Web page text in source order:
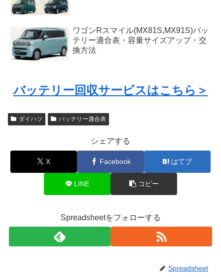
ワゴンRスマイル(MX81S,MX91S)バッ
テリー適合表・容量サイズアップ・交
換方法
バッテリー回収サービスはこちら＞
ダイハツ バッテリー適合表
シェアする
X Facebook はてブ
LINE コピー
Spreadsheetをフォローする
Spreadsheet